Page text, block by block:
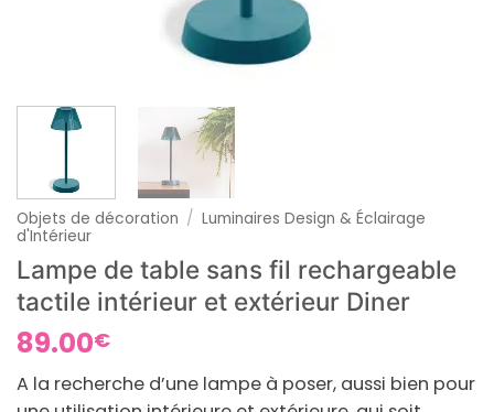
Objets de décoration / Luminaires Design & Éclairage
d'Intérieur
Lampe de table sans fil rechargeable
tactile intérieur et extérieur Diner
89.00€
A la recherche d’une lampe à poser, aussi bien pour